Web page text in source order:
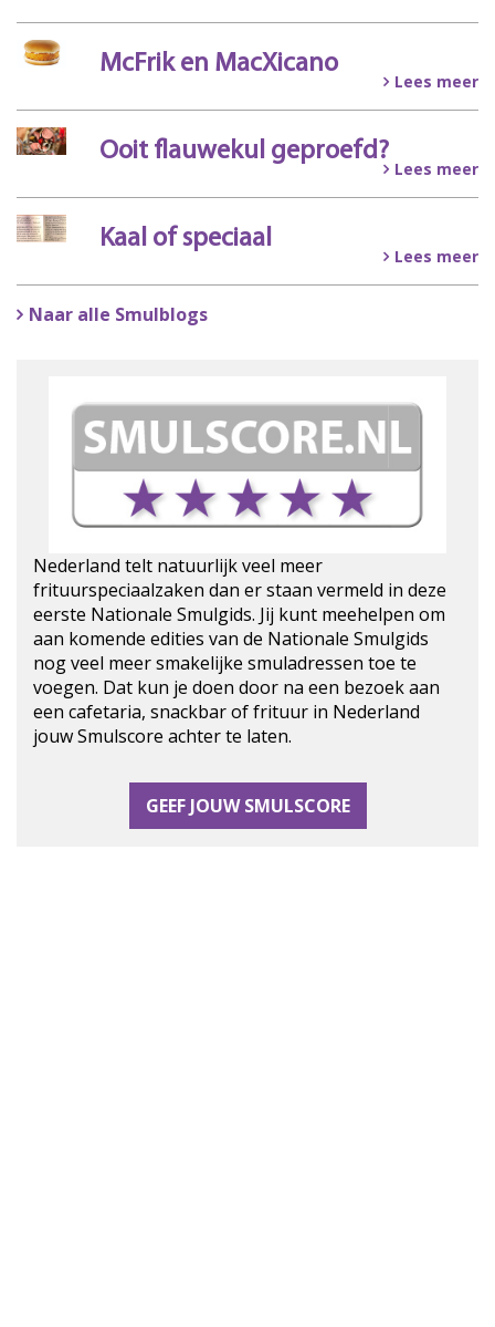
McFrik en MacXicano
Lees meer
Ooit flauwekul geproefd?
Lees meer
Kaal of speciaal
Lees meer
Naar alle Smulblogs
Nederland telt natuurlijk veel meer
frituurspeciaalzaken dan er staan vermeld in deze
eerste Nationale Smulgids. Jij kunt meehelpen om
aan komende edities van de Nationale Smulgids
nog veel meer smakelijke smuladressen toe te
voegen. Dat kun je doen door na een bezoek aan
een cafetaria, snackbar of frituur in Nederland
jouw Smulscore achter te laten.
GEEF JOUW SMULSCORE